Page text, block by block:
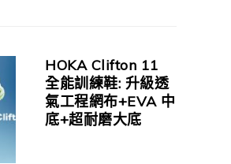
HOKA Clifton 11
全能訓練鞋: 升級透
氣工程網布+EVA 中
底+超耐磨大底